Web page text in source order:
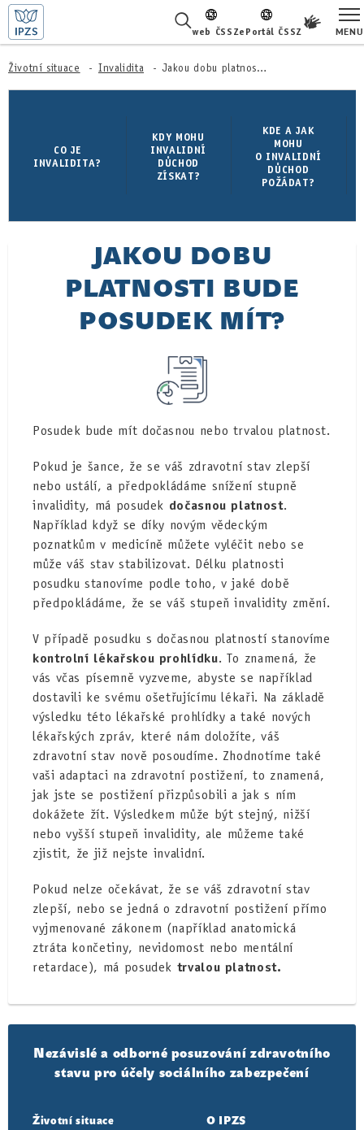
web ČSSZePortál ČSSZ MENU
ŽIVOTNÍ SITUACE
PRO LÉKAŘE
Životní situace Invalidita Jakou dobu platnosti bude posudek mít?
CO JE
INVALIDITA?
KDY MOHU
INVALIDNÍ
DŮCHOD
ZÍSKAT?
KDE A JAK
MOHU
O INVALIDNÍ
DŮCHOD
POŽÁDAT?
JAKOU DOBU
PLATNOSTI BUDE
POSUDEK MÍT?
Posudek bude mít dočasnou nebo trvalou platnost.
Pokud je šance, že se váš zdravotní stav zlepší
nebo ustálí, a předpokládáme snížení stupně
invalidity, má posudek dočasnou platnost.
Například když se díky novým vědeckým
poznatkům v medicíně můžete vyléčit nebo se
může váš stav stabilizovat. Délku platnosti
posudku stanovíme podle toho, v jaké době
předpokládáme, že se váš stupeň invalidity změní.
V případě posudku s dočasnou platností stanovíme
kontrolní lékařskou prohlídku. To znamená, že
vás včas písemně vyzveme, abyste se například
dostavili ke svému ošetřujícímu lékaři. Na základě
výsledku této lékařské prohlídky a také nových
lékařských zpráv, které nám doložíte, váš
zdravotní stav nově posoudíme. Zhodnotíme také
vaši adaptaci na zdravotní postižení, to znamená,
jak jste se postižení přizpůsobili a jak s ním
dokážete žít. Výsledkem může být stejný, nižší
nebo vyšší stupeň invalidity, ale můžeme také
zjistit, že již nejste invalidní.
Pokud nelze očekávat, že se váš zdravotní stav
zlepší, nebo se jedná o zdravotní postižení přímo
vyjmenované zákonem (například anatomická
ztráta končetiny, nevidomost nebo mentální
retardace), má posudek trvalou platnost.
Nezávislé a odborné posuzování zdravotního
stavu pro účely sociálního zabezpečení
Životní situace O IPZS